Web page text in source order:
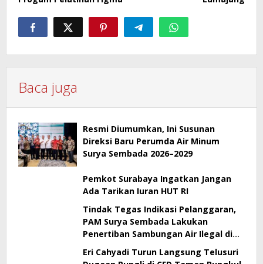
Baca juga
Resmi Diumumkan, Ini Susunan
Direksi Baru Perumda Air Minum
Surya Sembada 2026–2029
Pemkot Surabaya Ingatkan Jangan
Ada Tarikan Iuran HUT RI
Tindak Tegas Indikasi Pelanggaran,
PAM Surya Sembada Lakukan
Penertiban Sambungan Air Ilegal di
Perak Barat Surabaya
Eri Cahyadi Turun Langsung Telusuri